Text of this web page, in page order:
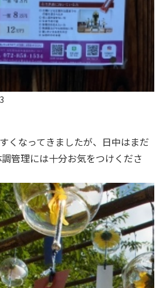
くなってきましたが、日中はまだ
管理には十分お気をつけくださ